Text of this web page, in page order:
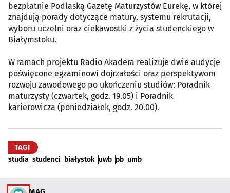
bezpłatnie Podlaską Gazetę Maturzystów Eurekę, w której
znajdują porady dotyczące matury, systemu rekrutacji,
wyboru uczelni oraz ciekawostki z życia studenckiego w
Białymstoku.
W ramach projektu Radio Akadera realizuje dwie audycje
poświęcone egzaminowi dojrzałości oraz perspektywom
rozwoju zawodowego po ukończeniu studiów: Poradnik
maturzysty (czwartek, godz. 19.05) i Poradnik
karierowicza (poniedziałek, godz. 20.00).
TAGI
studia studenci białystok uwb pb umb